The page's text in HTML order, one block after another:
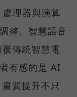
理器與演算
整、智慧語音
傳統智慧電
有感的是 AI
質提升不只